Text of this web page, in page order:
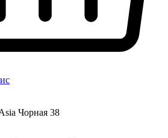
Чорная 38